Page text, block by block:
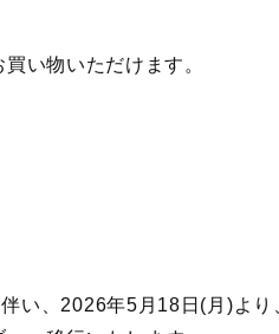
い物いただけます。
い、2026年5月18日(月)より